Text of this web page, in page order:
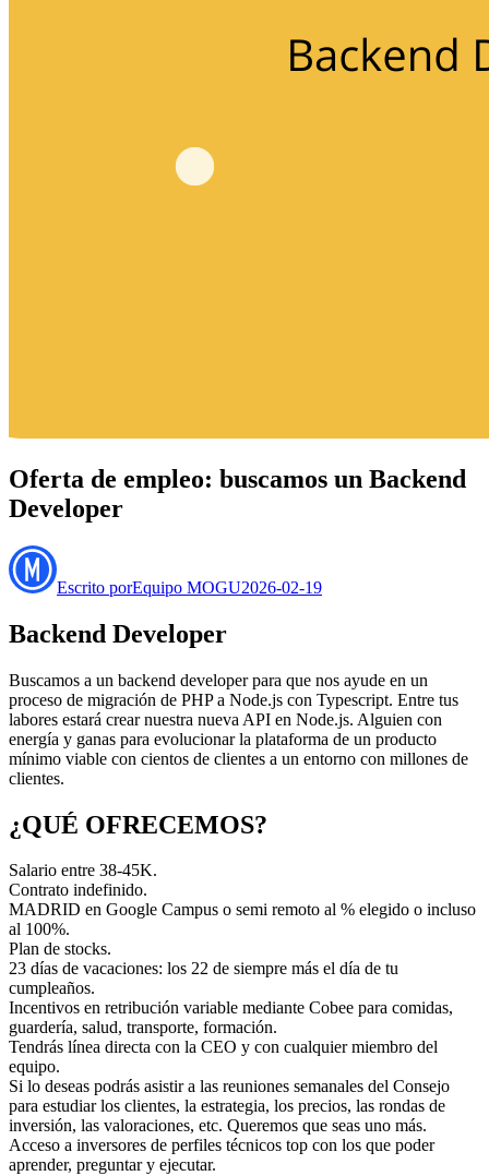
Oferta de empleo: buscamos un Backend
Developer
Escrito porEquipo MOGU2026-02-19
Backend Developer
Buscamos a un backend developer para que nos ayude en un
proceso de migración de PHP a Node.js con Typescript. Entre tus
labores estará crear nuestra nueva API en Node.js. Alguien con
energía y ganas para evolucionar la plataforma de un producto
mínimo viable con cientos de clientes a un entorno con millones de
clientes.
¿QUÉ OFRECEMOS?
Salario entre 38-45K.
Contrato indefinido.
MADRID en Google Campus o semi remoto al % elegido o incluso
al 100%.
Plan de stocks.
23 días de vacaciones: los 22 de siempre más el día de tu
cumpleaños.
Incentivos en retribución variable mediante Cobee para comidas,
guardería, salud, transporte, formación.
Tendrás línea directa con la CEO y con cualquier miembro del
equipo.
Si lo deseas podrás asistir a las reuniones semanales del Consejo
para estudiar los clientes, la estrategia, los precios, las rondas de
inversión, las valoraciones, etc. Queremos que seas uno más.
Acceso a inversores de perfiles técnicos top con los que poder
aprender, preguntar y ejecutar.